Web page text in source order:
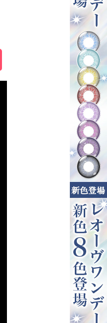
シャツ固定用
ター 黒
円(税込)